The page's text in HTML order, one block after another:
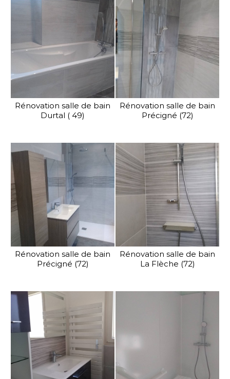
Rénovation salle de bain
Durtal ( 49)
Rénovation salle de bain
Précigné (72)
Rénovation salle de bain
Précigné (72)
Rénovation salle de bain
La Flèche (72)